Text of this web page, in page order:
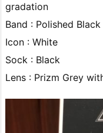
gradation
Band : Polished Black
Icon : White
Sock : Black
Lens : Prizm Grey